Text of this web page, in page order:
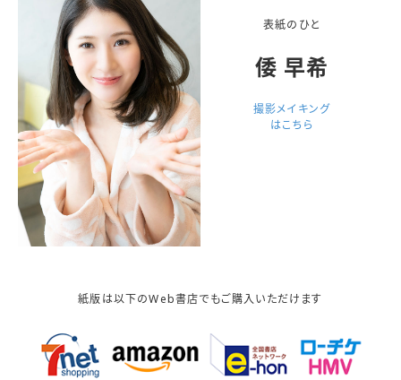
表紙のひと
倭 早希
撮影メイキング
はこちら
紙版は以下のWeb書店でもご購入いただけます